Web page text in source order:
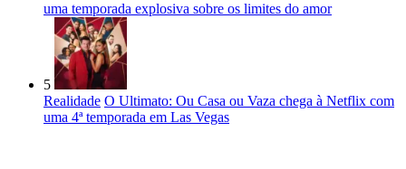
uma temporada explosiva sobre os limites do amor
5
Realidade O Ultimato: Ou Casa ou Vaza chega à Netflix com
uma 4ª temporada em Las Vegas